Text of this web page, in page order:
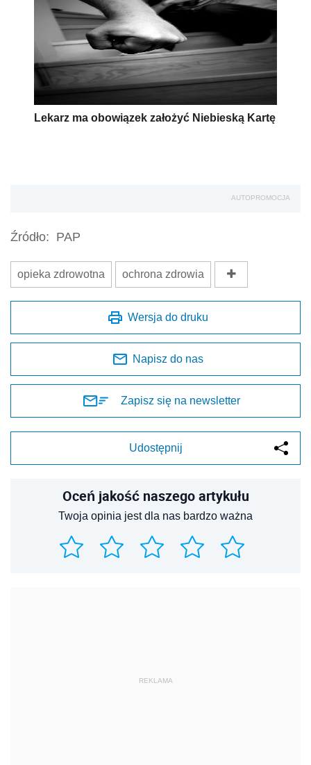
Lekarz ma obowiązek założyć Niebieską Kartę
AUTOPROMOCJA
Źródło: PAP
opieka zdrowotna ochrona zdrowia
Wersja do druku
Napisz do nas
Zapisz się na newsletter
Udostępnij
Oceń jakość naszego artykułu
Twoja opinia jest dla nas bardzo ważna
REKLAMA